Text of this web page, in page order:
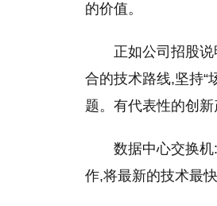
的价值。
正如公司招股
合的技术路线,坚持“
题。有代表性的创
数据中心交换
作,将最新的技术最